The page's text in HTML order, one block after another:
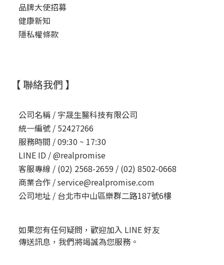
品牌大使招募
健康新知
隱私權條款
【 聯絡我們 】
公司名稱 / 宇晟生醫科技有限公司
統一編號 / 52427266
服務時間 /09:30 ~ 17:30
LINE ID /@realpromise
客服專線 / (02) 2568-2659 / (02) 8502-0668
商業合作 /service@realpromise.com
公司地址 / 台北市中山區樂群二路187號6樓
如果您有任何疑問，歡迎加入 LINE 好友
傳送訊息，我們將竭誠為您服務。